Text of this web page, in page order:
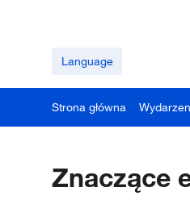
Language
Strona główna
Znaczące